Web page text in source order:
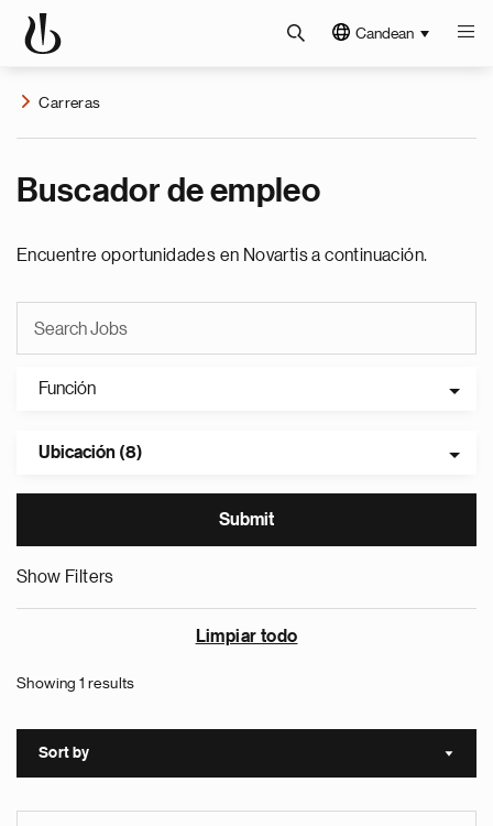
Candean
Carreras
Buscador de empleo
Encuentre oportunidades en Novartis a continuación.
Función
Ubicación (8)
Show Filters
Limpiar todo
Showing 1 results
Sort by Sort